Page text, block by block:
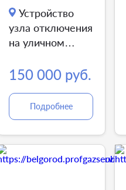
Устройство
узла отключения
на уличном
150 000 руб.
Подробнее